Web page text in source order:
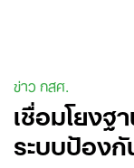
ข่าว กสศ.
เชื่อมโยง
ระบบป้องกั